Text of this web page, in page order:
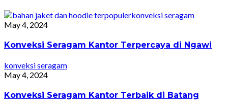
konveksi seragam
May 4, 2024
Konveksi Seragam Kantor Terpercaya di Ngawi
konveksi seragam
May 4, 2024
Konveksi Seragam Kantor Terbaik di Batang